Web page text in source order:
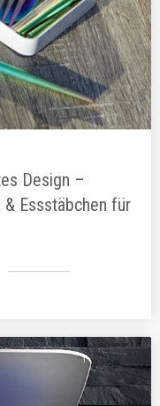
Design –
Essstäbchen für